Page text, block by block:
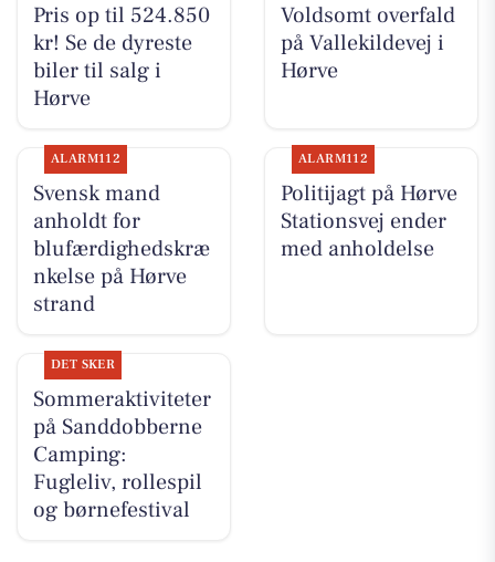
Pris op til 524.850
kr! Se de dyreste
biler til salg i
Hørve
Voldsomt overfald
på Vallekildevej i
Hørve
ALARM112
Svensk mand
anholdt for
blufærdighedskræ
nkelse på Hørve
strand
ALARM112
Politijagt på Hørve
Stationsvej ender
med anholdelse
DET SKER
Sommeraktiviteter
på Sanddobberne
Camping:
Fugleliv, rollespil
og børnefestival